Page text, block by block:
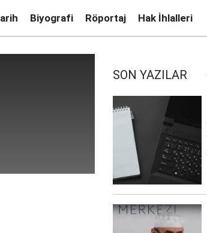
Biyografi Röportaj Hak İhlalleri
SON YAZILAR